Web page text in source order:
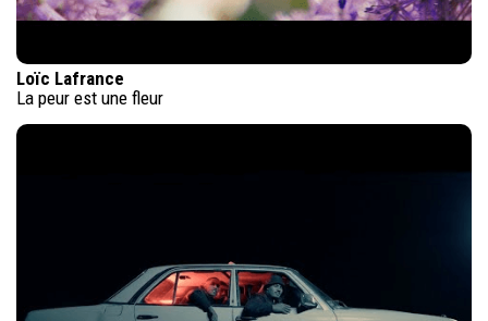
Loïc Lafrance
La peur est une fleur